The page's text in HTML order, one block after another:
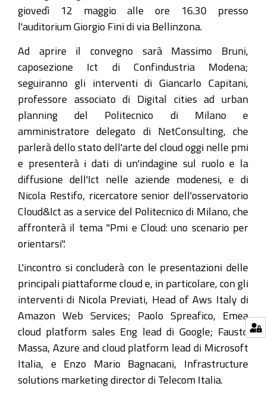
giovedì 12 maggio alle ore 16.30 presso
l'auditorium Giorgio Fini di via Bellinzona.
Ad aprire il convegno sarà Massimo Bruni,
caposezione Ict di Confindustria Modena;
seguiranno gli interventi di Giancarlo Capitani,
professore associato di Digital cities ad urban
planning del Politecnico di Milano e
amministratore delegato di NetConsulting, che
parlerà dello stato dell'arte del cloud oggi nelle pmi
e presenterà i dati di un'indagine sul ruolo e la
diffusione dell'Ict nelle aziende modenesi, e di
Nicola Restifo, ricercatore senior dell'osservatorio
Cloud&Ict as a service del Politecnico di Milano, che
affronterà il tema "Pmi e Cloud: uno scenario per
orientarsi".
L'incontro si concluderà con le presentazioni delle
principali piattaforme cloud e, in particolare, con gli
interventi di Nicola Previati, Head of Aws Italy di
Amazon Web Services; Paolo Spreafico, Emea
cloud platform sales Eng lead di Google; Fausto
Massa, Azure and cloud platform lead di Microsoft
Italia, e Enzo Mario Bagnacani, Infrastructure
solutions marketing director di Telecom Italia.